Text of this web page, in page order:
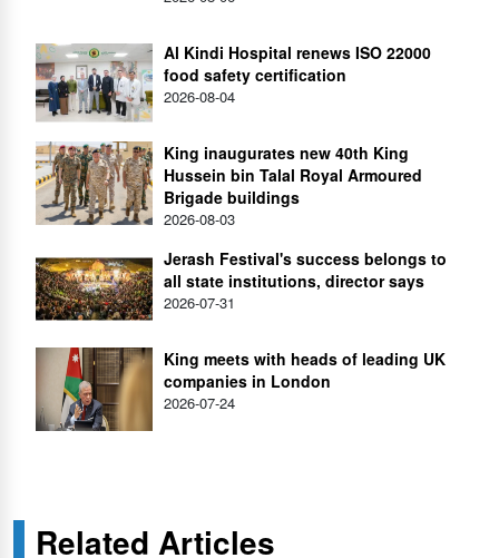
Al Kindi Hospital renews ISO 22000
food safety certification
2026-08-04
King inaugurates new 40th King
Hussein bin Talal Royal Armoured
Brigade buildings
2026-08-03
Jerash Festival's success belongs to
all state institutions, director says
2026-07-31
King meets with heads of leading UK
companies in London
2026-07-24
Related Articles